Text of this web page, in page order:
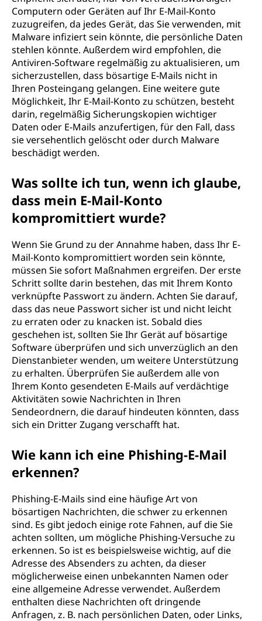
Computern oder Geräten auf Ihr E-Mail-Konto
zuzugreifen, da jedes Gerät, das Sie verwenden, mit
Malware infiziert sein könnte, die persönliche Daten
stehlen könnte. Außerdem wird empfohlen, die
Antiviren-Software regelmäßig zu aktualisieren, um
sicherzustellen, dass bösartige E-Mails nicht in
Ihren Posteingang gelangen. Eine weitere gute
Möglichkeit, Ihr E-Mail-Konto zu schützen, besteht
darin, regelmäßig Sicherungskopien wichtiger
Daten oder E-Mails anzufertigen, für den Fall, dass
sie versehentlich gelöscht oder durch Malware
beschädigt werden.
Was sollte ich tun, wenn ich glaube,
dass mein E-Mail-Konto
kompromittiert wurde?
Wenn Sie Grund zu der Annahme haben, dass Ihr E-
Mail-Konto kompromittiert worden sein könnte,
müssen Sie sofort Maßnahmen ergreifen. Der erste
Schritt sollte darin bestehen, das mit Ihrem Konto
verknüpfte Passwort zu ändern. Achten Sie darauf,
dass das neue Passwort sicher ist und nicht leicht
zu erraten oder zu knacken ist. Sobald dies
geschehen ist, sollten Sie Ihr Gerät auf bösartige
Software überprüfen und sich unverzüglich an den
Dienstanbieter wenden, um weitere Unterstützung
zu erhalten. Überprüfen Sie außerdem alle von
Ihrem Konto gesendeten E-Mails auf verdächtige
Aktivitäten sowie Nachrichten in Ihren
Sendeordnern, die darauf hindeuten könnten, dass
sich ein Dritter Zugang verschafft hat.
Wie kann ich eine Phishing-E-Mail
erkennen?
Phishing-E-Mails sind eine häufige Art von
bösartigen Nachrichten, die schwer zu erkennen
sind. Es gibt jedoch einige rote Fahnen, auf die Sie
achten sollten, um mögliche Phishing-Versuche zu
erkennen. So ist es beispielsweise wichtig, auf die
Adresse des Absenders zu achten, da dieser
möglicherweise einen unbekannten Namen oder
eine allgemeine Adresse verwendet. Außerdem
enthalten diese Nachrichten oft dringende
Anfragen, z. B. nach persönlichen Daten, oder Links,